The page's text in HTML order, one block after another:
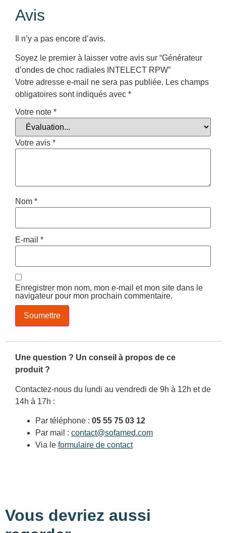
Avis
Il n’y a pas encore d’avis.
Soyez le premier à laisser votre avis sur “Générateur
d’ondes de choc radiales INTELECT RPW”
Votre adresse e-mail ne sera pas publiée. Les champs
obligatoires sont indiqués avec *
Votre note *
Votre avis *
Nom *
E-mail *
Enregistrer mon nom, mon e-mail et mon site dans le
navigateur pour mon prochain commentaire.
Une question ? Un conseil à propos de ce
produit ?
Contactez-nous du lundi au vendredi de 9h à 12h et de
14h à 17h :
Par téléphone : 05 55 75 03 12
Par mail : contact@sofamed.com
Via le formulaire de contact
Vous devriez aussi